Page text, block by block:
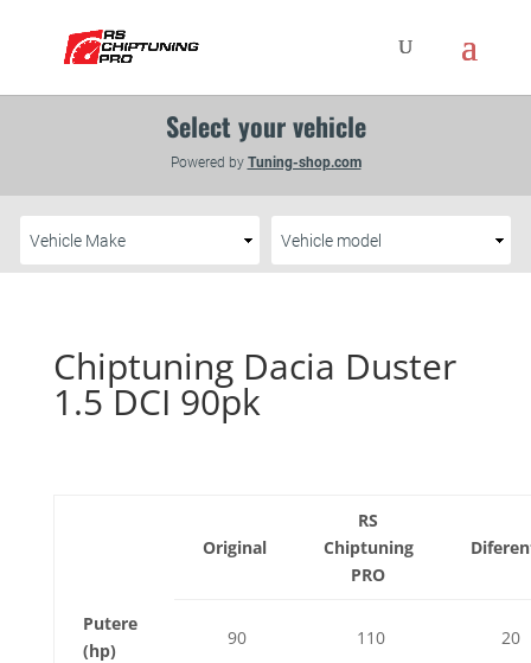
Chiptuning Dacia Duster
1.5 DCI 90pk
Original
RS
Chiptuning
PRO
Putere
(hp)
90 110 20